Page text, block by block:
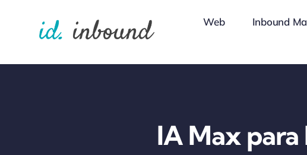
Web Inbound
IA Max para